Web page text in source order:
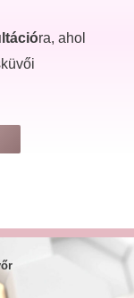
ra, ahol